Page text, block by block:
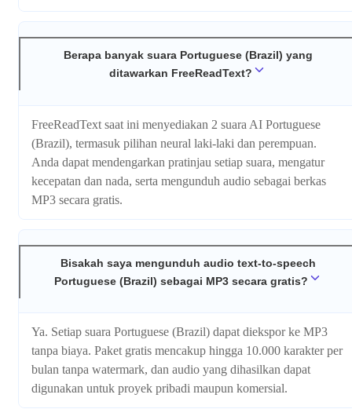
Berapa banyak suara Portuguese (Brazil) yang
ditawarkan FreeReadText?
FreeReadText saat ini menyediakan 2 suara AI Portuguese
(Brazil), termasuk pilihan neural laki-laki dan perempuan.
Anda dapat mendengarkan pratinjau setiap suara, mengatur
kecepatan dan nada, serta mengunduh audio sebagai berkas
MP3 secara gratis.
Bisakah saya mengunduh audio text-to-speech
Portuguese (Brazil) sebagai MP3 secara gratis?
Ya. Setiap suara Portuguese (Brazil) dapat diekspor ke MP3
tanpa biaya. Paket gratis mencakup hingga 10.000 karakter per
bulan tanpa watermark, dan audio yang dihasilkan dapat
digunakan untuk proyek pribadi maupun komersial.